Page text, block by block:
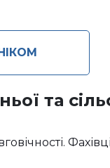
та